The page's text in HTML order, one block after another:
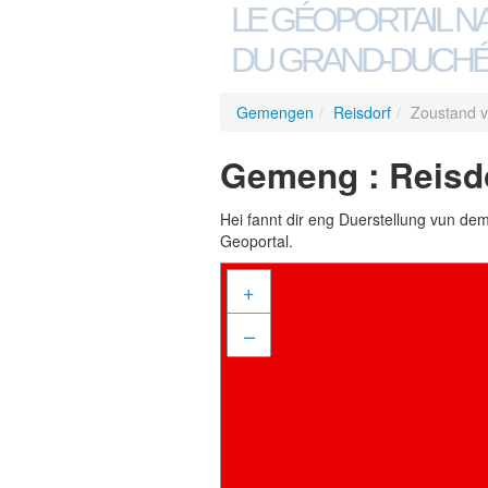
LE GÉOPORTAIL
DU GRAND-
Gemengen / Reisdorf / Zoustand
Gemeng :
Hei fannt dir eng Duerstellung vun
Geoportal.
+
–